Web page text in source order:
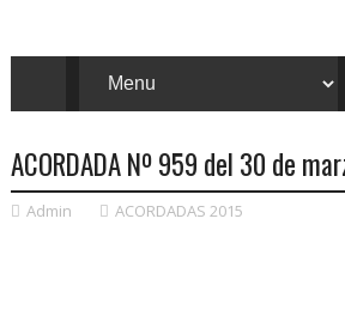
ACORDADA Nº 959 del 30 de
Admin ACORDADAS 2015